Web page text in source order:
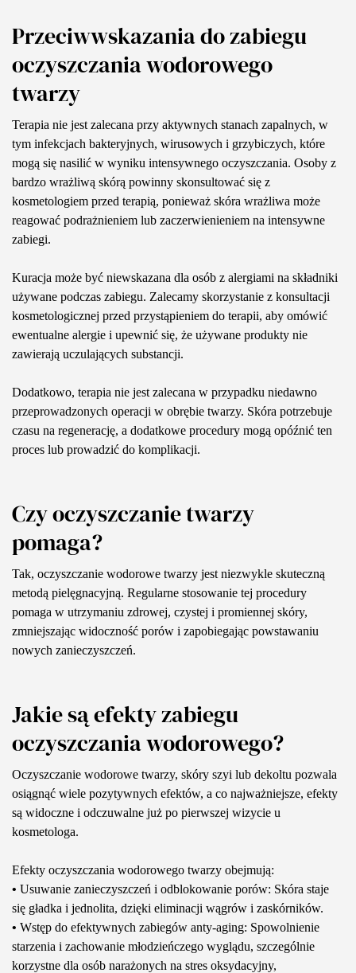
Przeciwwskazania do zabiegu
oczyszczania wodorowego
twarzy
Terapia nie jest zalecana przy aktywnych stanach zapalnych, w
tym infekcjach bakteryjnych, wirusowych i grzybiczych, które
mogą się nasilić w wyniku intensywnego oczyszczania. Osoby z
bardzo wrażliwą skórą powinny skonsultować się z
kosmetologiem przed terapią, ponieważ skóra wrażliwa może
reagować podrażnieniem lub zaczerwienieniem na intensywne
zabiegi.
Kuracja może być niewskazana dla osób z alergiami na składniki
używane podczas zabiegu. Zalecamy skorzystanie z konsultacji
kosmetologicznej przed przystąpieniem do terapii, aby omówić
ewentualne alergie i upewnić się, że używane produkty nie
zawierają uczulających substancji.
Dodatkowo, terapia nie jest zalecana w przypadku niedawno
przeprowadzonych operacji w obrębie twarzy. Skóra potrzebuje
czasu na regenerację, a dodatkowe procedury mogą opóźnić ten
proces lub prowadzić do komplikacji.
Czy oczyszczanie twarzy
pomaga?
Tak, oczyszczanie wodorowe twarzy jest niezwykle skuteczną
metodą pielęgnacyjną. Regularne stosowanie tej procedury
pomaga w utrzymaniu zdrowej, czystej i promiennej skóry,
zmniejszając widoczność porów i zapobiegając powstawaniu
nowych zanieczyszczeń.
Jakie są efekty zabiegu
oczyszczania wodorowego?
Oczyszczanie wodorowe twarzy, skóry szyi lub dekoltu pozwala
osiągnąć wiele pozytywnych efektów, a co najważniejsze, efekty
są widoczne i odczuwalne już po pierwszej wizycie u
kosmetologa.
Efekty oczyszczania wodorowego twarzy obejmują:
• Usuwanie zanieczyszczeń i odblokowanie porów: Skóra staje
się gładka i jednolita, dzięki eliminacji wągrów i zaskórników.
• Wstęp do efektywnych zabiegów anty-aging: Spowolnienie
starzenia i zachowanie młodzieńczego wyglądu, szczególnie
korzystne dla osób narażonych na stres oksydacyjny,